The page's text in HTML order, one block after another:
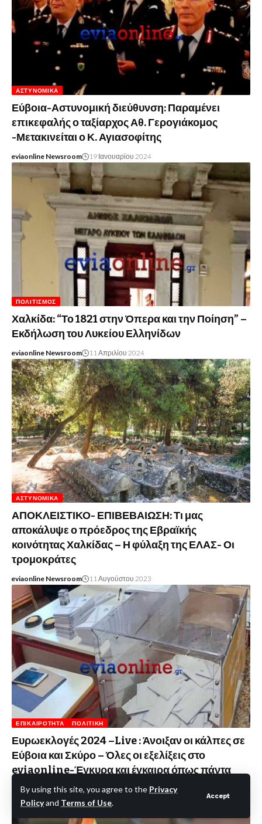
By using this site, you agree to the Privacy
Policyand Terms of Use.
Accept
ΑΣΤΥΝΟΜΙΚΆ
Εύβοια-Αστυνομική διεύθυνση: Παραμένει
επικεφαλής ο ταξίαρχος Αθ. Γερογιάκομος
-Μετακινείται ο Κ. Αγιασοφίτης
eviaonline Newsroom 19 Ιανουαρίου 2024
ΠΟΛΙΤΙΣΜΌΣ
Χαλκίδα: “Το 1821 στην Όπερα και την Ποίηση” –
Εκδήλωση του Λυκείου Ελληνίδων
eviaonline Newsroom 11 Απριλίου 2024
ΑΣΤΥΝΟΜΙΚΆ
ΑΠΟΚΛΕΙΣΤΙΚΟ- ΕΠΙΒΕΒΑΙΩΣΗ: Τι μας
αποκάλυψε ο πρόεδρος της Εβραϊκής
κοινότητας Χαλκίδας – Η φύλαξη της ΕΛΑΣ- Οι
τρομοκράτες
eviaonline Newsroom 11 Αυγούστου 2023
ΕΠΙΚΑΙΡΌΤΗΤΑ ΠΟΛΙΤΙΚΉ
Ευρωεκλογές 2024 –Live : Άνοιξαν οι κάλπες σε
Εύβοια και Σκύρο – Όλες οι εξελίξεις στο
eviaonline-Έγκυρα και έγκαιρα όπως πάντα
eviaonline Newsroom 9 Ιουνίου 2024